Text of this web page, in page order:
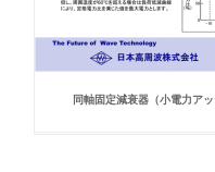
同軸固定減衰器（小電力アッ